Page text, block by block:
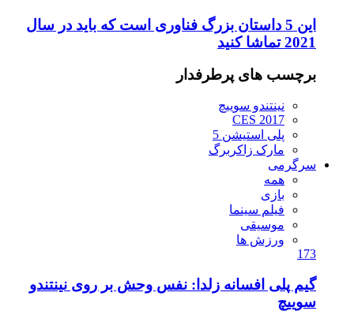
این 5 داستان بزرگ فناوری است که باید در سال
2021 تماشا کنید
برچسب های پرطرفدار
نینتندو سوییچ
CES 2017
پلی استیشن 5
مارک زاکربرگ
سرگرمی
همه
بازی
فیلم سینما
موسیقی
ورزش ها
173
گیم پلی افسانه زلدا: نفس وحش بر روی نینتندو
سوییچ